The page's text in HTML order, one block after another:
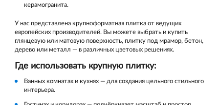
керамогранита.
У нас представлена крупноформатная плитка от ведущих
европейских производителей. Вы можете выбрать и купить
глянцевую или матовую поверхность, плитку под мрамор, бетон,
дерево или металл — в различных цветовых решениях.
Где использовать крупную плитку:
Ванных комнатах и кухнях — для создания цельного стильного
интерьера.